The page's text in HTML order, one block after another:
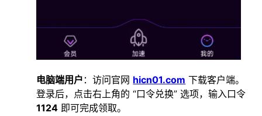
电脑端用户 ：访问官网 hicn01.com 下载客户端。
登录后，点击右上角的 “口令兑换” 选项，输入口令
1124 即可完成领取。